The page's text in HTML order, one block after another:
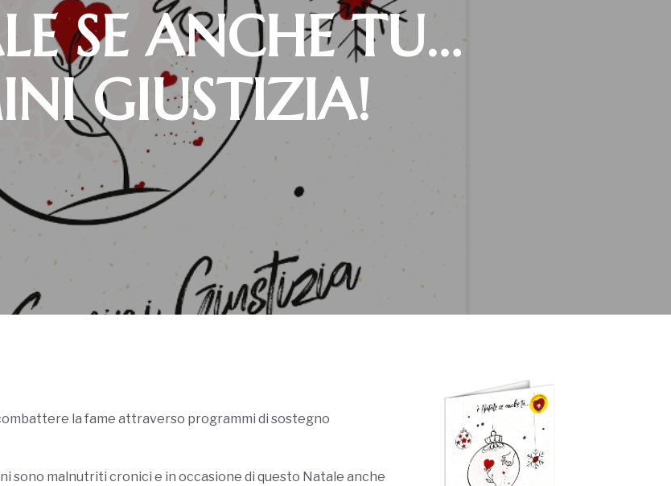
SE ANCHE TU…
GIUSTIZIA!
la fame attraverso programmi di sostegno
sono malnutriti cronici e in occasione di questo Natale anche